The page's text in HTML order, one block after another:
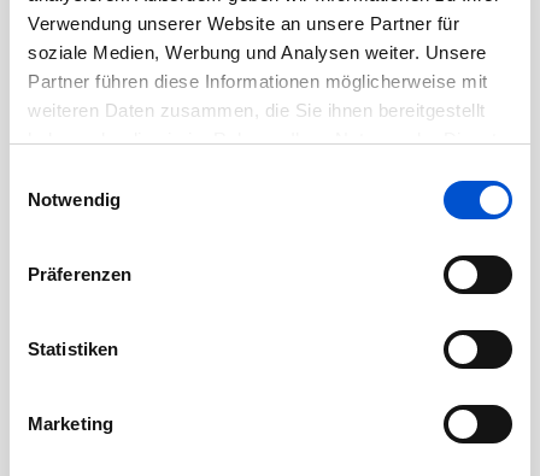
Verwendung unserer Website an unsere Partner für
soziale Medien, Werbung und Analysen weiter. Unsere
Partner führen diese Informationen möglicherweise mit
weiteren Daten zusammen, die Sie ihnen bereitgestellt
haben oder die sie im Rahmen Ihrer Nutzung der Dienste
Notwendig
Präferenzen
Statistiken
Marketing
Mai 2020
April 2020
März 2020
Februar 2020
Dezember 2019
Oktober 2019
August 2019
Juni 2019